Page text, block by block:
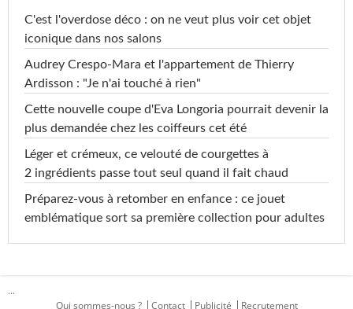
C'est l'overdose déco : on ne veut plus voir cet objet
iconique dans nos salons
Audrey Crespo-Mara et l'appartement de Thierry
Ardisson : "Je n'ai touché à rien"
Cette nouvelle coupe d'Eva Longoria pourrait devenir la
plus demandée chez les coiffeurs cet été
Léger et crémeux, ce velouté de courgettes à
2 ingrédients passe tout seul quand il fait chaud
Préparez-vous à retomber en enfance : ce jouet
emblématique sort sa première collection pour adultes
...
Qui sommes-nous ?
Contact Publicité Recrutement